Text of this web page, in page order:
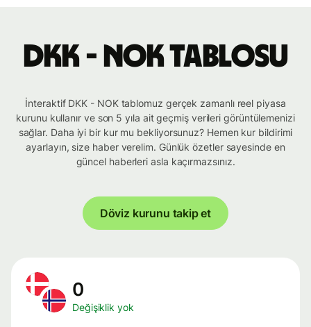
DKK - NOK tablosu
İnteraktif DKK - NOK tablomuz gerçek zamanlı reel piyasa
kurunu kullanır ve son 5 yıla ait geçmiş verileri görüntülemenizi
sağlar. Daha iyi bir kur mu bekliyorsunuz? Hemen kur bildirimi
ayarlayın, size haber verelim. Günlük özetler sayesinde en
güncel haberleri asla kaçırmazsınız.
Döviz kurunu takip et
0
Değişiklik yok